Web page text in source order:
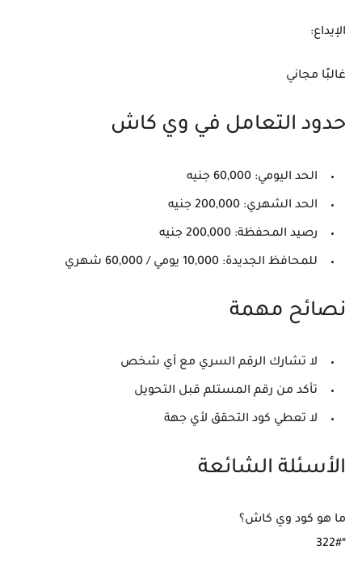
الإيداع:
غالبًا مجاني
حدود التعامل في وي كاش
الحد اليومي: 60,000 جنيه
الحد الشهري: 200,000 جنيه
رصيد المحفظة: 200,000 جنيه
للمحافظ الجديدة: 10,000 يومي / 60,000 شهري
نصائح مهمة
لا تشارك الرقم السري مع أي شخص
تأكد من رقم المستلم قبل التحويل
لا تعطي كود التحقق لأي جهة
الأسئلة الشائعة
ما هو كود وي كاش؟
*322#